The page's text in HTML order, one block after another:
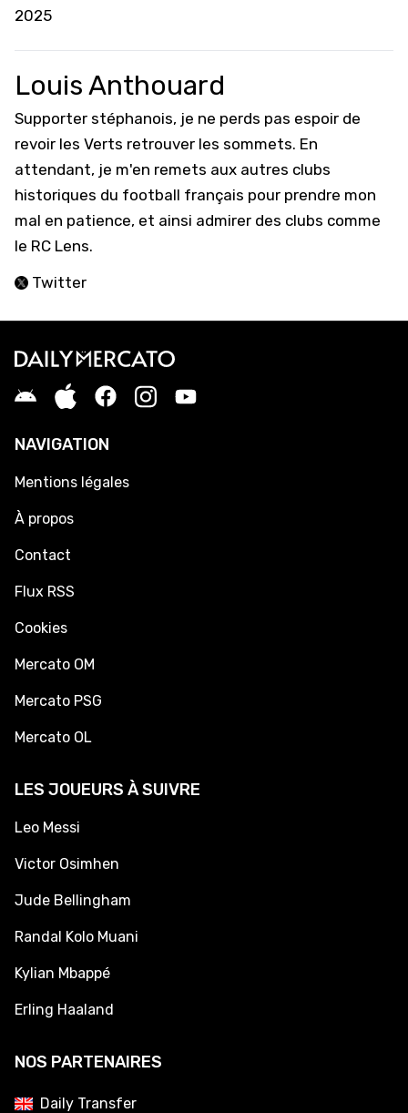
2025
Louis Anthouard
Supporter stéphanois, je ne perds pas espoir de
revoir les Verts retrouver les sommets. En
attendant, je m'en remets aux autres clubs
historiques du football français pour prendre mon
mal en patience, et ainsi admirer des clubs comme
le RC Lens.
Twitter
NAVIGATION
Mentions légales
À propos
Contact
Flux RSS
Cookies
Mercato OM
Mercato PSG
Mercato OL
LES JOUEURS À SUIVRE
Leo Messi
Victor Osimhen
Jude Bellingham
Randal Kolo Muani
Kylian Mbappé
Erling Haaland
NOS PARTENAIRES
Daily Transfer